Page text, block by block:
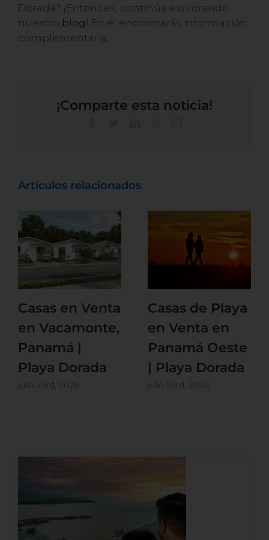
Dorada? ¡Entonces, continúa explorando
nuestro blog ! En él encontrarás información
complementaria.
¡Comparte esta noticia!
Artículos relacionados
Casas en Venta
en Vacamonte,
Panamá |
Playa Dorada
julio 23rd, 2026
Casas de Playa
en Venta en
Panamá Oeste
| Playa Dorada
julio 23rd, 2026